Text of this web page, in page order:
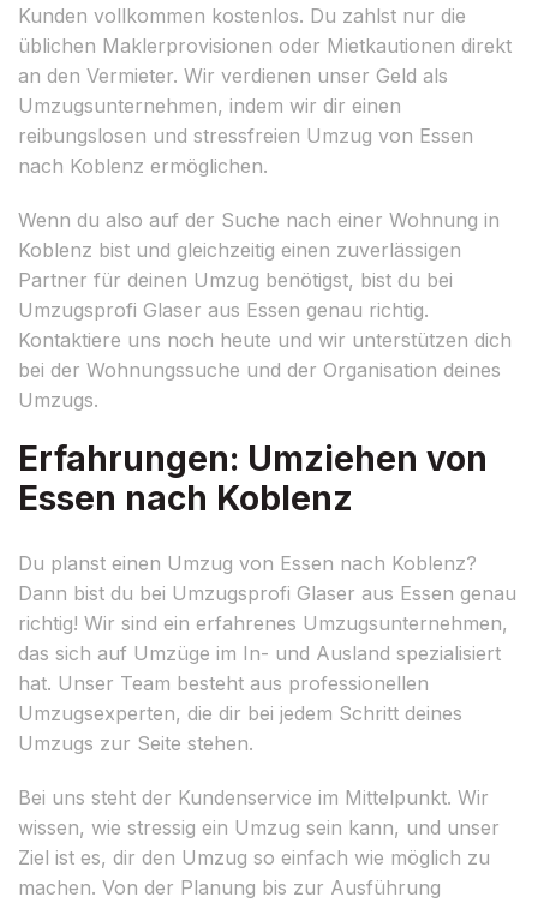
Kunden vollkommen kostenlos. Du zahlst nur die
üblichen Maklerprovisionen oder Mietkautionen direkt
an den Vermieter. Wir verdienen unser Geld als
Umzugsunternehmen, indem wir dir einen
reibungslosen und stressfreien Umzug von Essen
nach Koblenz ermöglichen.
Wenn du also auf der Suche nach einer Wohnung in
Koblenz bist und gleichzeitig einen zuverlässigen
Partner für deinen Umzug benötigst, bist du bei
Umzugsprofi Glaser aus Essen genau richtig.
Kontaktiere uns noch heute und wir unterstützen dich
bei der Wohnungssuche und der Organisation deines
Umzugs.
Erfahrungen: Umziehen von
Essen nach Koblenz
Du planst einen Umzug von Essen nach Koblenz?
Dann bist du bei Umzugsprofi Glaser aus Essen genau
richtig! Wir sind ein erfahrenes Umzugsunternehmen,
das sich auf Umzüge im In- und Ausland spezialisiert
hat. Unser Team besteht aus professionellen
Umzugsexperten, die dir bei jedem Schritt deines
Umzugs zur Seite stehen.
Bei uns steht der Kundenservice im Mittelpunkt. Wir
wissen, wie stressig ein Umzug sein kann, und unser
Ziel ist es, dir den Umzug so einfach wie möglich zu
machen. Von der Planung bis zur Ausführung